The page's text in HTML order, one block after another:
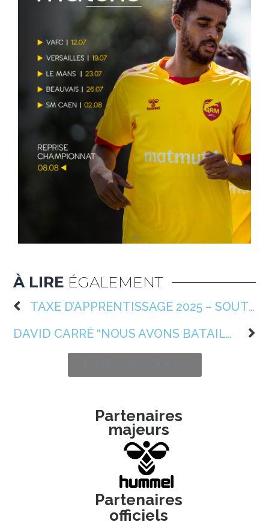
À LIRE ÉGALEMENT
TAXE D’APPRENTISSAGE 2025 – SOUTENEZ QRM !
DAVID CARRÉ “NOUS AVONS BATAILLÉ ENSEMBLE JUSQU’À LA FIN”
Partenaires
majeurs
Partenaires
officiels